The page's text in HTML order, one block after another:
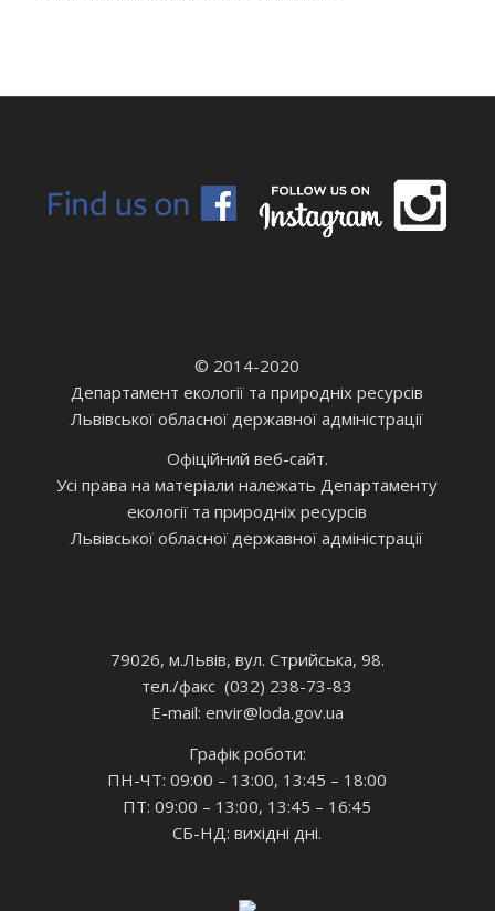
© 2014-2020
Департамент екології та природніх ресурсів
Львівської обласної державної адміністрації
Офіційний веб-сайт.
Усі права на матеріали належать Департаменту
екології та природніх ресурсів
Львівської обласної державної адміністрації
79026, м.Львів, вул. Стрийська, 98.
тел./факс (032) 238-73-83
E-mail: envir@loda.gov.ua
Графік роботи:
ПН-ЧТ: 09:00 – 13:00, 13:45 – 18:00
ПТ: 09:00 – 13:00, 13:45 – 16:45
СБ-НД: вихідні дні.